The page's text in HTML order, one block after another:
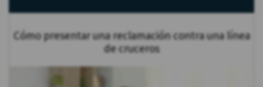
Cómo presentar una reclamación contra una línea
de cruceros